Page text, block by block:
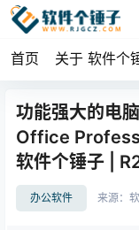
首页 关于 软件个
功能强大的电
Office
软件个锤子 |
办公软件 来源：